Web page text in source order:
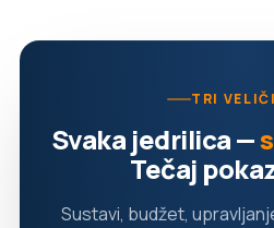
TRI
Svaka jedrilica —
Tečaj
Sustavi, budžet,